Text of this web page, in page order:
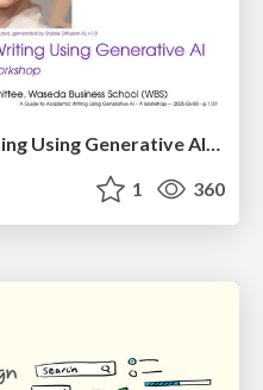
A Guide to Academic Writing Using Generative AI - A Workshop
1 360